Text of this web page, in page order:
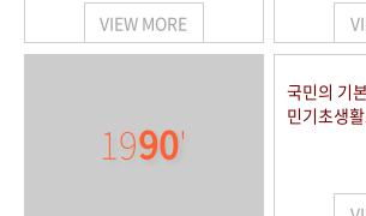
VIEW MORE
1990'
국민의 기
민기초생